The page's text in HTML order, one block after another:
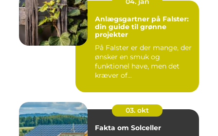
Anlægsgartner på Falster:
din guide til grønne
projekter
På Falster er der mange, der
ønsker en smuk og
funktionel have, men det
kræver of...
03. okt
Fakta om Solceller